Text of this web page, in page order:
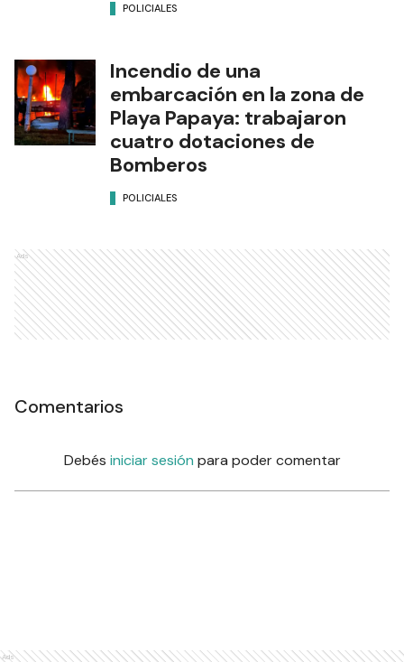
POLICIALES
Incendio de una
embarcación en la zona de
Playa Papaya: trabajaron
cuatro dotaciones de
Bomberos
POLICIALES
Ads
Comentarios
Debés iniciar sesión para poder comentar
Ads